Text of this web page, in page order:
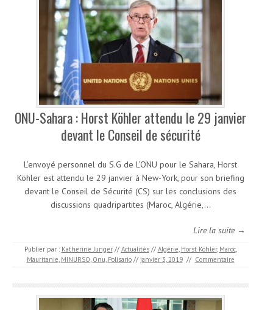
ONU-Sahara : Horst Köhler attendu le 29 janvier
devant le Conseil de sécurité
L’envoyé personnel du S.G de L’ONU pour le Sahara, Horst
Köhler est attendu le 29 janvier à New-York, pour son briefing
devant le Conseil de Sécurité (CS) sur les conclusions des
discussions quadripartites (Maroc, Algérie,…
Lire la suite →
Publier par : Katherine Junger // Actualités // Algérie, Horst Köhler, Maroc,
Mauritanie, MINURSO, Onu, Polisario // janvier 3, 2019 // Commentaire